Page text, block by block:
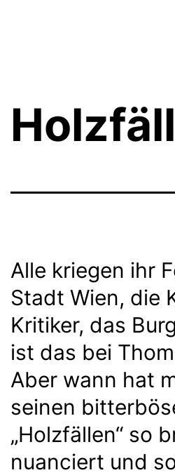
Alle kriegen ihr
Stadt Wien, die
Kritiker, das
ist das bei
Aber wann hat
seinen
„Holzfällen“ so
nuanciert und